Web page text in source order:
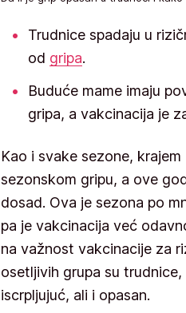
Trudnice spadaju u
od gripa.
Buduće mame imaju
gripa, a vakcinacija je
Kao i svake sezone,
sezonskom gripu, a ove
dosad. Ova je sezona po
pa je vakcinacija već
na važnost vakcinacije za
osetljivih grupa su
iscrpljujuć, ali i opasan.